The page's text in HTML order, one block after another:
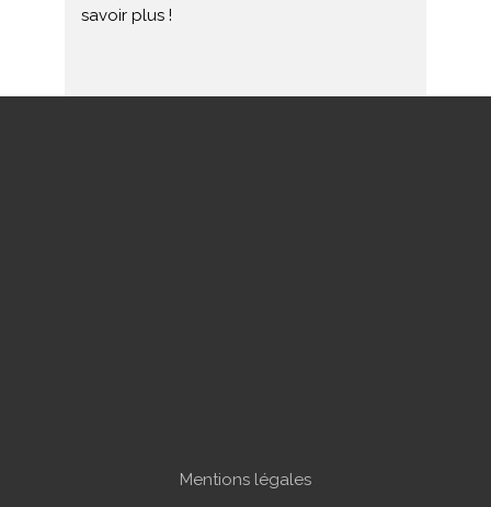
savoir plus !
Mentions légales